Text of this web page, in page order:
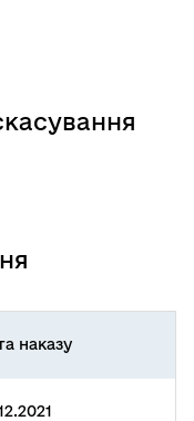
наказу